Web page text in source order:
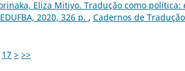
Eliza Mitiyo. Tradução como
2020, 326 p. , Cadernos de
17 > >>